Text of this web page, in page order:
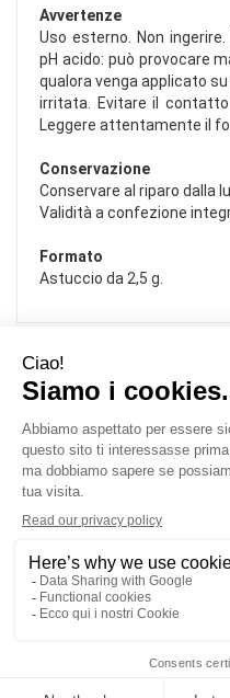
Avvertenze
Uso esterno. Non
pH acido: può provocare
qualora venga applicato
irritata. Evitare il
Leggere attentamente il
Conservazione
Conservare al riparo dalla
Validità a confezione
Formato
Astuccio da 2,5 g.
Informativa Privacy
Cookie Policy
Contatti
FARMACIA DOLOMITI